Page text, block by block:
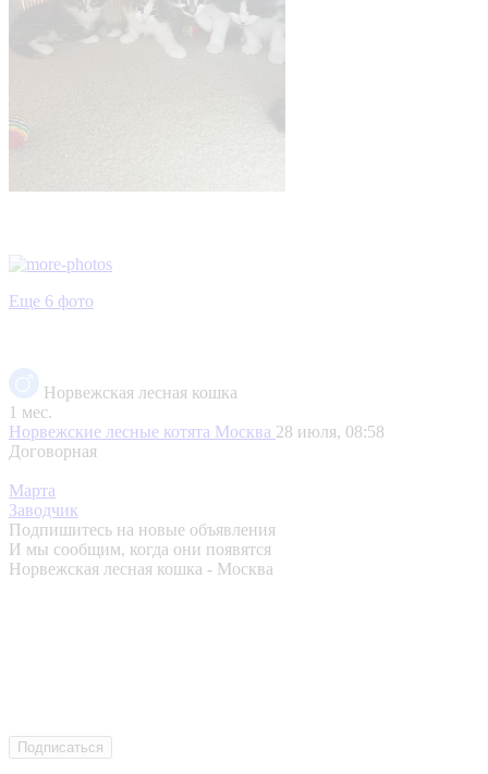
Еще 6 фото
Норвежская лесная кошка
1 мес.
Норвежские лесные котята Москва 28 июля, 08:58
Договорная
Марта
Заводчик
Подпишитесь на новые объявления
И мы сообщим, когда они появятся
Норвежская лесная кошка - Москва
Подписаться